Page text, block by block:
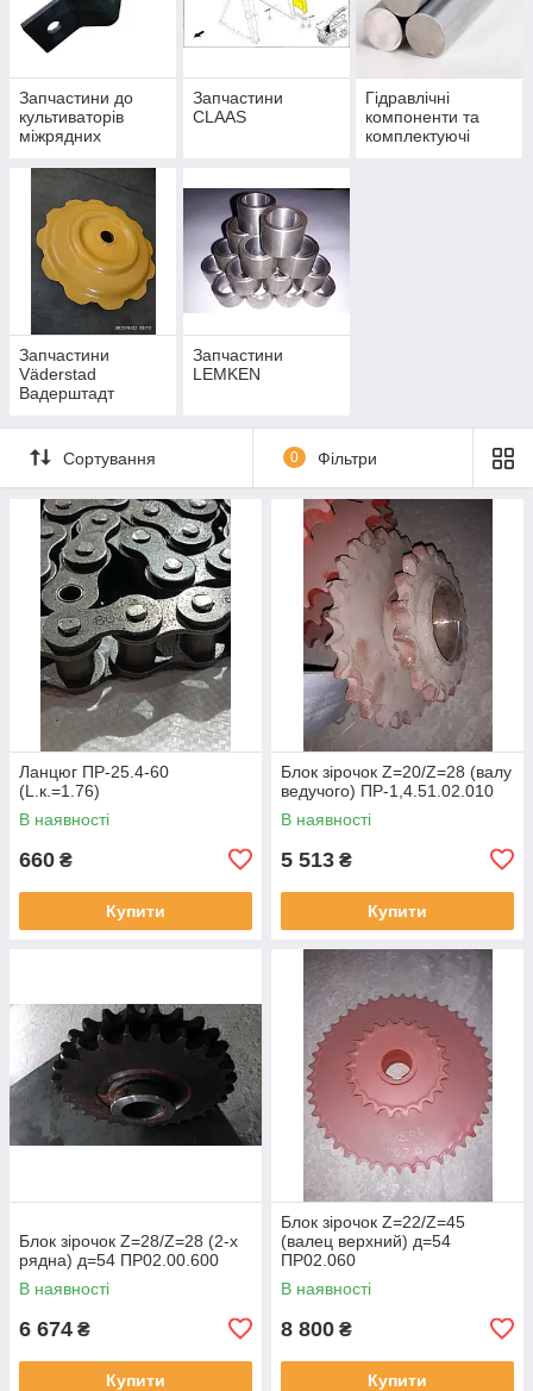
Запчастини до
культиваторів
міжрядних
Запчастини
CLAAS
Гідравлічні
компоненти та
комплектуючі
Запчастини
Väderstad
Вадерштадт
Запчастини
LEMKEN
Сортування 0 Фільтри
Ланцюг ПР-25.4-60
(L.к.=1.76)
В наявності
660 ₴
Купити
Блок зірочок Z=20/Z=28 (валу
ведучого) ПР-1,4.51.02.010
В наявності
5 513 ₴
Купити
Блок зірочок Z=28/Z=28 (2-х
рядна) д=54 ПР02.00.600
В наявності
6 674 ₴
Купити
Блок зірочок Z=22/Z=45
(валец верхний) д=54
ПР02.060
В наявності
8 800 ₴
Купити